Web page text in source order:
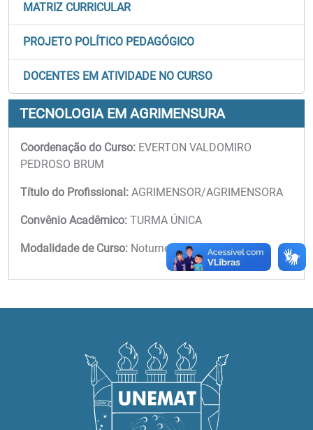
MATRIZ CURRICULAR
PROJETO POLÍTICO PEDAGÓGICO
DOCENTES EM ATIVIDADE NO CURSO
TECNOLOGIA EM AGRIMENSURA
Coordenação do Curso: EVERTON VALDOMIRO
PEDROSO BRUM
Título do Profissional: AGRIMENSOR/AGRIMENSORA
Convênio Acadêmico: TURMA ÚNICA
Modalidade de Curso: Noturno